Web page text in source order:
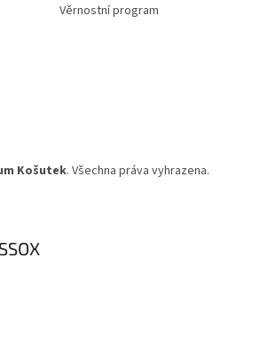
Věrnostní program
Košutek. Všechna práva vyhrazena.